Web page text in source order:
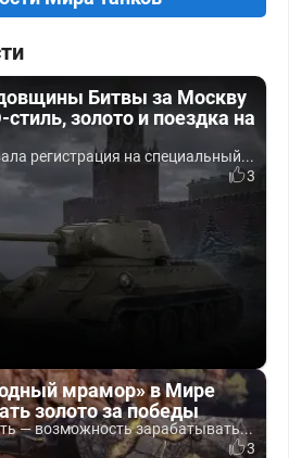
Битвы за Москву
золото и поездка на
регистрация на специальный...
3
мрамор» в Мире
золото за победы
— возможность зарабатывать...
3